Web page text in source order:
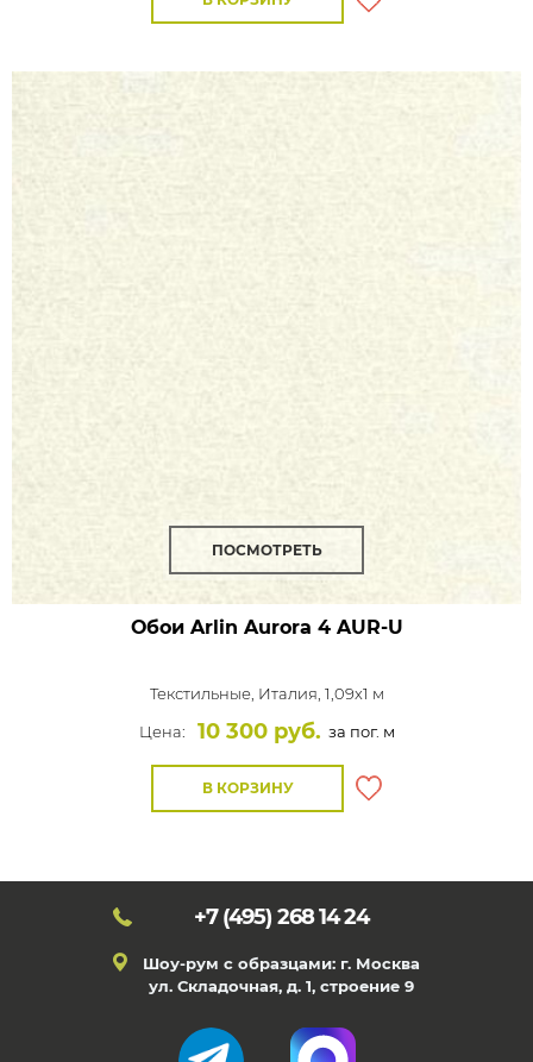
ПОСМОТРЕТЬ
Обои Arlin Aurora 4 AUR-U
Текстильные, Италия, 1,09x1 м
Цена:
10 300 руб. за пог. м
В КОРЗИНУ
+7 (495) 268 14 24
Шоу-рум с образцами: г. Москва
ул. Складочная, д. 1, строение 9